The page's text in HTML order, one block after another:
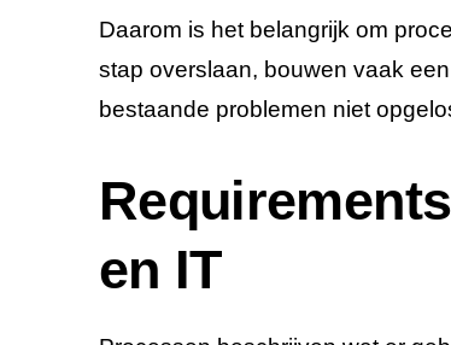
Daarom is het belangrijk om
stap overslaan, bouwen vaak
bestaande problemen niet
en IT